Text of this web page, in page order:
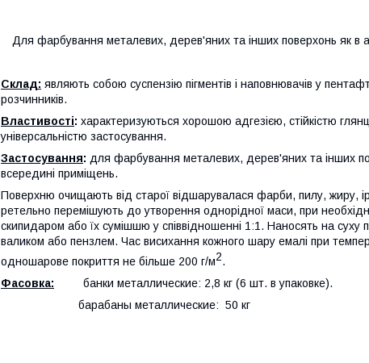
Для фарбування металевих, дерев'яних та інших поверхонь як в
Склад: являють собою суспензію пігментів і наповнювачів у
розчинників.
Властивості: характеризуються хорошою адгезією, стійкістю
універсальністю застосування.
Застосування: для фарбування металевих, дерев'яних та інших
всередині приміщень.
Поверхню очищають від старої відшарувалася фарби, пилу, жиру,
ретельно перемішують до утворення однорідної маси, при
скипидаром або їх сумішшю у співвідношенні 1:1. Наносять на
валиком або пензлем. Час висихання кожного шару емалі при
одношарове покриття не більше 200 г/м2.
Фасовка: банки металлические: 2,8 кг (6 шт. в упаковке).
барабаны металлические: 50 кг